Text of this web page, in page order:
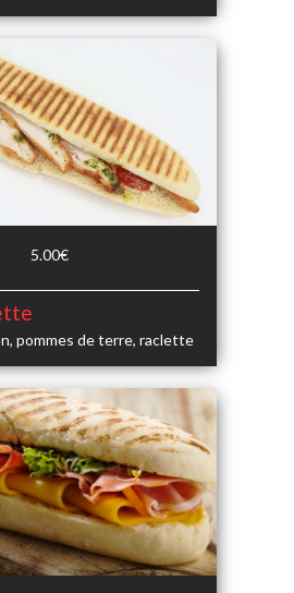
5.00€
pommes de terre, raclette